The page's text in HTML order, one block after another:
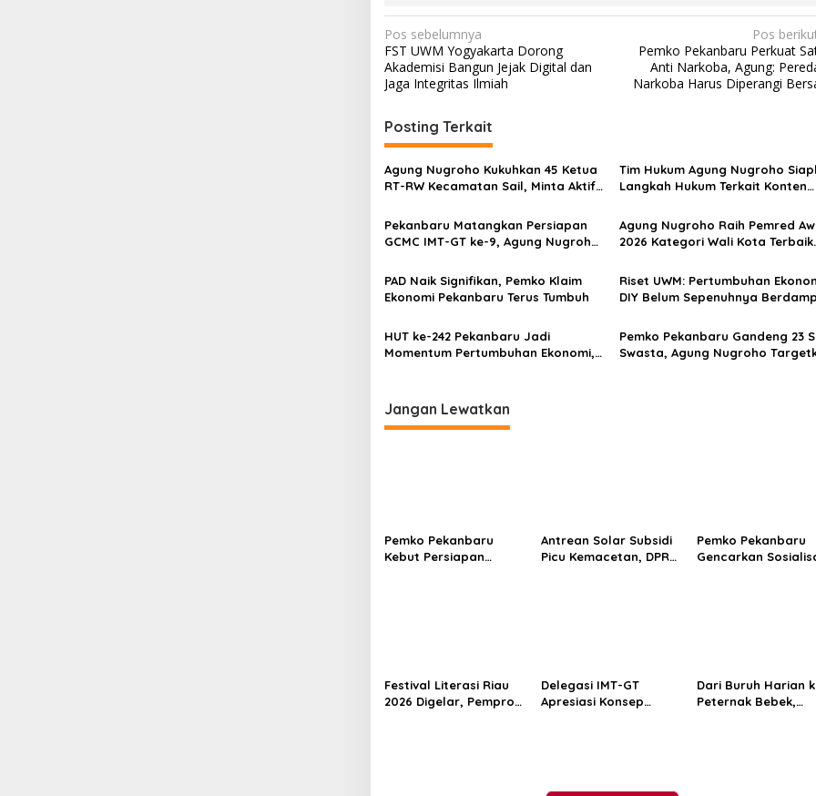
N
a
v
g
a
s
p
s
Pos sebelumnya
FST UWM Yogyakarta Dorong
Akademisi Bangun Jejak Digital dan
Jaga Integritas Ilmiah
Pos
Pemko Pekanbaru Perkuat
Anti Narkoba, Agung:
Narkoba Harus Diperangi
Posting Terkait
Agung Nugroho Kukuhkan 45 Ketua
RT-RW Kecamatan Sail, Minta Aktif
Tim Hukum Agung Nugroho
Langkah Hukum Terkait Konten
Pekanbaru Matangkan Persiapan
GCMC IMT-GT ke-9, Agung Nugroho
Daerah
Agung Nugroho Raih Pemred
2026 Kategori Wali Kota Terbaik
PAD Naik Signifikan, Pemko Klaim
Ekonomi Pekanbaru Terus Tumbuh
Riset UWM: Pertumbuhan
DIY Belum Sepenuhnya
HUT ke-242 Pekanbaru Jadi
Momentum Pertumbuhan Ekonomi,
Pemko Pekanbaru Gandeng 23
Swasta, Agung Nugroho
Jangan Lewatkan
Pemko Pekanbaru
Kebut Persiapan
Antrean Solar Subsidi
Picu Kemacetan, DPRD
Pemko Pekanbaru
Gencarkan
Festival Literasi Riau
2026 Digelar, Pemprov
Delegasi IMT-GT
Apresiasi Konsep
Dari Buruh Harian
Peternak Bebek,